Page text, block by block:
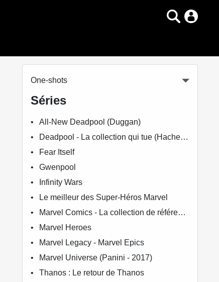
One-shots
Séries
All-New Deadpool (Duggan)
Deadpool - La collection qui tue (Hachette)
Fear Itself
Gwenpool
Infinity Wars
Le meilleur des Super-Héros Marvel
Marvel Comics - La collection de référence
Marvel Heroes
Marvel Legacy - Marvel Epics
Marvel Universe (Panini - 2017)
Thanos : Le retour de Thanos